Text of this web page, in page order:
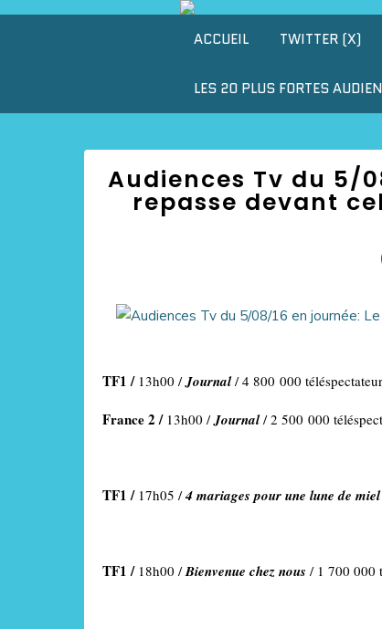
ACCUEIL TWITTER (X)
LES 20 PLUS FORTES
Audiences Tv du 5/
repasse devant
TF1 / 13h00 /Journal/ 4 800 000
France 2 / 13h00 /Journal/ 2 500 000
TF1 / 17h05 /4 mariages pour une lune de miel
TF1 / 18h00 /Bienvenue chez nous / 1 700 000